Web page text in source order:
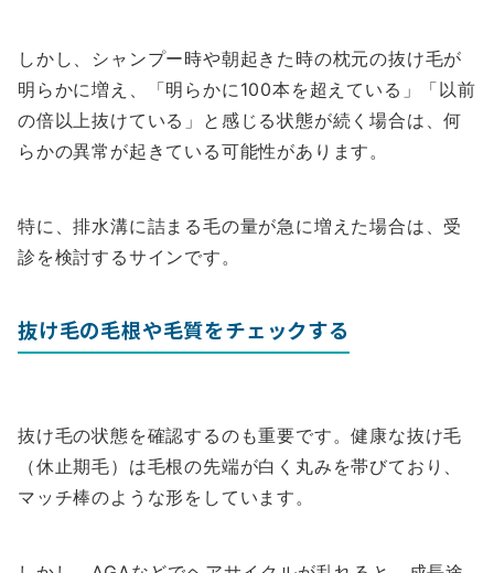
しかし、シャンプー時や朝起きた時の枕元の抜け毛が
明らかに増え、「明らかに100本を超えている」「以前
の倍以上抜けている」と感じる状態が続く場合は、何
らかの異常が起きている可能性があります。
特に、排水溝に詰まる毛の量が急に増えた場合は、受
診を検討するサインです。
抜け毛の毛根や毛質をチェックする
抜け毛の状態を確認するのも重要です。健康な抜け毛
（休止期毛）は毛根の先端が白く丸みを帯びており、
マッチ棒のような形をしています。